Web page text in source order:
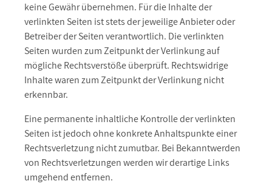
keine Gewähr übernehmen. Für die Inhalte der
verlinkten Seiten ist stets der jeweilige Anbieter oder
Betreiber der Seiten verantwortlich. Die verlinkten
Seiten wurden zum Zeitpunkt der Verlinkung auf
mögliche Rechtsverstöße überprüft. Rechtswidrige
Inhalte waren zum Zeitpunkt der Verlinkung nicht
erkennbar.
Eine permanente inhaltliche Kontrolle der verlinkten
Seiten ist jedoch ohne konkrete Anhaltspunkte einer
Rechtsverletzung nicht zumutbar. Bei Bekanntwerden
von Rechtsverletzungen werden wir derartige Links
umgehend entfernen.